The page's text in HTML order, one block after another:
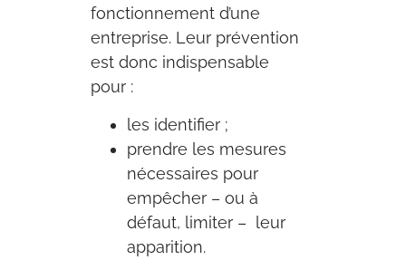
fonctionnement d’une
entreprise. Leur prévention
est donc indispensable
pour :
les identifier ;
prendre les mesures
nécessaires pour
empêcher – ou à
défaut, limiter – leur
apparition.